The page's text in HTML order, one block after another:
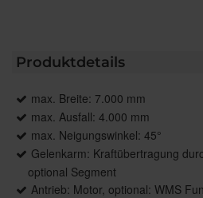
Produktdetails
max. Breite: 7.000 mm
max. Ausfall: 4.000 mm
max. Neigungswinkel: 45°
Gelenkarm: Kraftübertragung
optional Segment
Antrieb: Motor, optional: WMS